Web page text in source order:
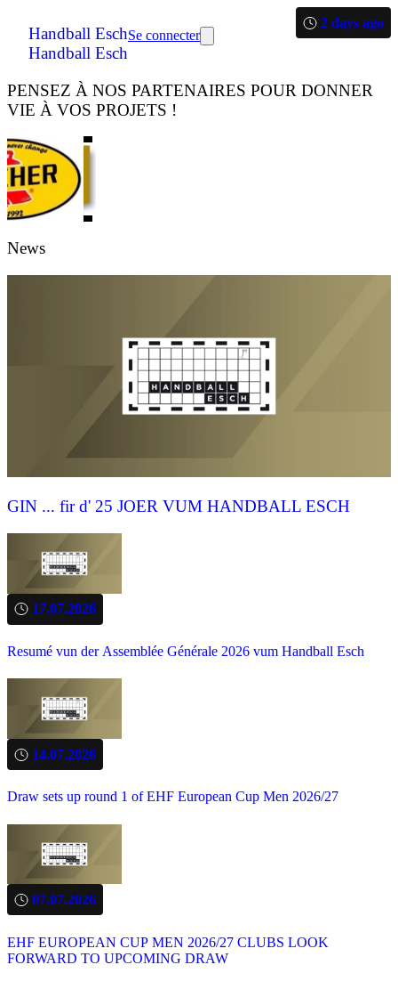
Handball Esch
Handball Esch
Se connecter
PENSEZ À NOS PARTENAIRES POUR DONNER
VIE À VOS PROJETS !
News
2 days ago
GIN ... fir d' 25 JOER VUM HANDBALL ESCH
17.07.2026
Resumé vun der Assemblée Générale 2026 vum Handball Esch
14.07.2026
Draw sets up round 1 of EHF European Cup Men 2026/27
07.07.2026
EHF EUROPEAN CUP MEN 2026/27 CLUBS LOOK
FORWARD TO UPCOMING DRAW